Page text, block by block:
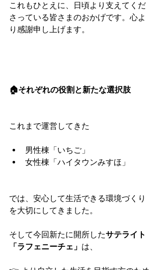
これもひとえに、日頃より支えてくだ
さっている皆さまのおかげです。心よ
り感謝申し上げます。
🏠それぞれの役割と新たな選択肢
これまで運営してきた
男性棟「いちご」
女性棟「ハイタウンみすほ」
では、安心して生活できる環境づくり
を大切にしてきました。
そして今回新たに開所したサテライト
「ラフェニーチェ」 は、